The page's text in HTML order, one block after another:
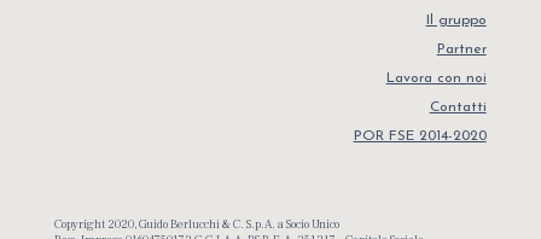
Il gruppo
Partner
Lavora con noi
Contatti
POR FSE 2014-2020
Copyright 2020, Guido Berlucchi & C. S.p.A. a Socio Unico